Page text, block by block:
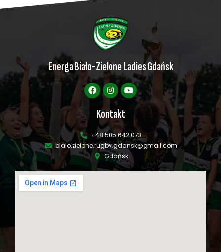
Energa Biało-Zielone Ladies Gdańsk
Kontakt
+48 505 642 073
bialo.zielone.rugby.gdansk@gmail.com
Gdańsk